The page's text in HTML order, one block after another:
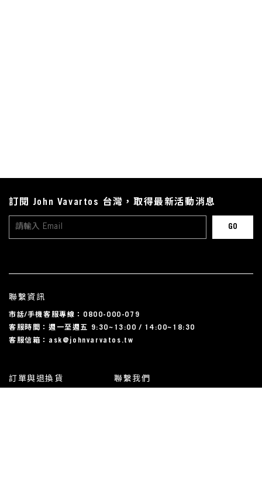
訂單與退換貨 聯繫我們
聯繫資訊
市話/手機客服專線：0800-000-079
客服時間：週一至週五 9:30~13:00 / 14:00~18:30
客服信箱：ask@johnvarvatos.tw
訂閱 John Vavartos 台灣，取得最新活動消息